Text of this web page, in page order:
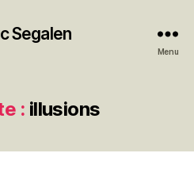
Segalen
Menu
: illusions